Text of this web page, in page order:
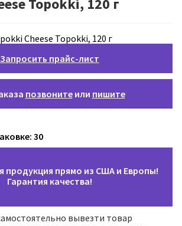
Topokki, 120 г
Запросить прайс-лист
позвонитеили пишите
30
продукция прямо из США и Европы!
Гарантия качества!
вывезти товар